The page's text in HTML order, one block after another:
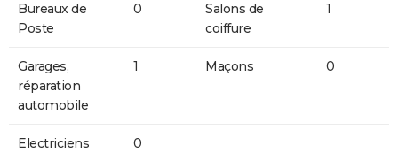
Bureaux de
Poste
0
Salons de
coiffure
1
Garages,
réparation
automobile
1 Maçons 0
Electriciens 0